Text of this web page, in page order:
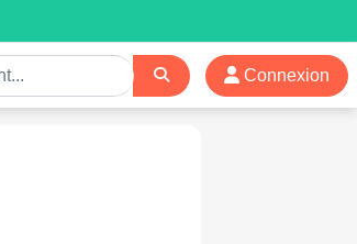
Connexion